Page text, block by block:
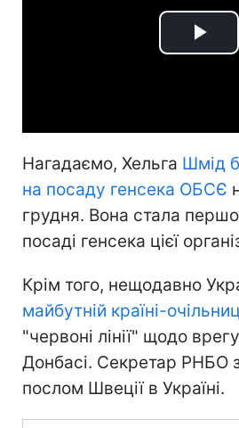
Play
Нагадаємо, Хельга Шмід
на посаду генсека ОБСЄ
грудня. Вона стала
посаді генсека цієї
Крім того, нещодавно
майбутній країні-
"червоні лінії" щодо
Донбасі. Секретар РНБО
послом Швеції в Україні.